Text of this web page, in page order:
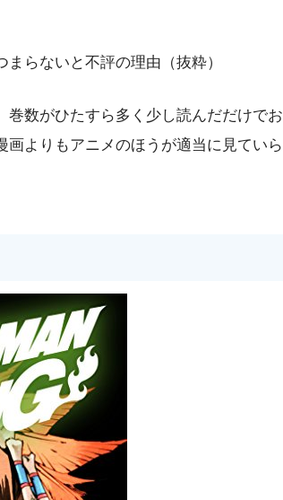
らないと不評の理由（抜粋）
巻数がひたすら多く少し読んだだけでお
よりもアニメのほうが適当に見ていら